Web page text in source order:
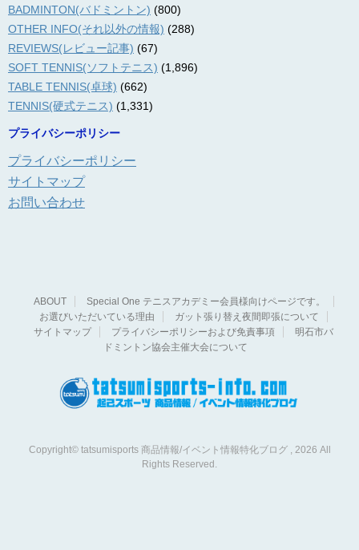
BADMINTON(バドミントン) (800)
OTHER INFO(それ以外の情報) (288)
REVIEWS(レビュー記事) (67)
SOFT TENNIS(ソフトテニス) (1,896)
TABLE TENNIS(卓球) (662)
TENNIS(硬式テニス) (1,331)
プライバシーポリシー
プライバシーポリシー
サイトマップ
お問い合わせ
ABOUT
Special One テニスアカデミー会員様向けページです。
お選びいただいている理由
ガット張り替え夜間即張について
サイトマップ
プライバシーポリシーおよび免責事項
明石市バ
ドミントン協会主催大会について
Copyright© tatsumisports 商品情報/イベント情報特化ブログ , 2026 All
Rights Reserved.